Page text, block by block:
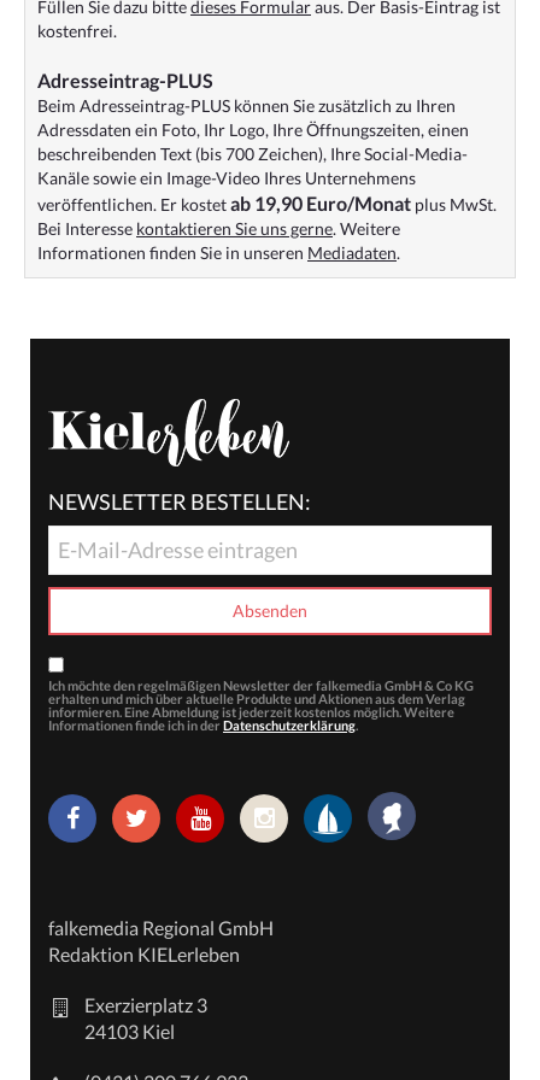
Füllen Sie dazu bittedieses Formularaus. Der Basis-Eintrag ist
kostenfrei.
Adresseintrag-PLUS
Beim Adresseintrag-PLUS können Sie zusätzlich zu Ihren
Adressdaten ein Foto, Ihr Logo, Ihre Öffnungszeiten, einen
beschreibenden Text (bis 700 Zeichen), Ihre Social-Media-
Kanäle sowie ein Image-Video Ihres Unternehmens
veröffentlichen. Er kostetab 19,90 Euro/Monat plus MwSt.
Bei Interesse kontaktieren Sie uns gerne. Weitere
Informationen finden Sie in unseren Mediadaten.
NEWSLETTER BESTELLEN:
Ich möchte den regelmäßigen Newsletter der falkemedia GmbH & Co KG
erhalten und mich über aktuelle Produkte und Aktionen aus dem Verlag
informieren. Eine Abmeldung ist jederzeit kostenlos möglich. Weitere
Informationen finde ich in der Datenschutzerklärung.
falkemedia Regional GmbH
Redaktion KIELerleben
Exerzierplatz 3
24103 Kiel